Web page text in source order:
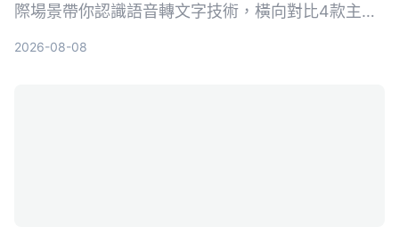
際場景帶你認識語音轉文字技術，橫向對比4款主流
2026-08-08